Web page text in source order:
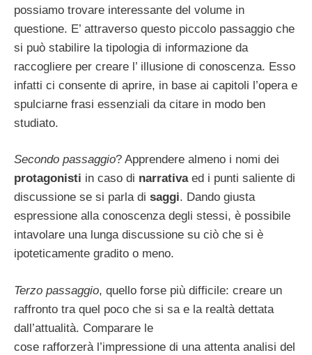
possiamo trovare interessante del volume in
questione. E’ attraverso questo piccolo passaggio che
si può stabilire la tipologia di informazione da
raccogliere per creare l’ illusione di conoscenza. Esso
infatti ci consente di aprire, in base ai capitoli l’opera e
spulciarne frasi essenziali da citare in modo ben
studiato.
Secondo passaggio? Apprendere almeno i nomi dei
protagonisti in caso di narrativaed i punti saliente di
discussione se si parla di saggi. Dando giusta
espressione alla conoscenza degli stessi, è possibile
intavolare una lunga discussione su ciò che si è
ipoteticamente gradito o meno.
Terzo passaggio, quello forse più difficile: creare un
raffronto tra quel poco che si sa e la realtà dettata
dall’attualità. Comparare le
cose rafforzerà l’impressione di una attenta analisi del